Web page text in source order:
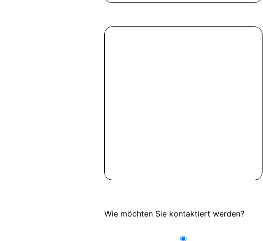
Wie möchten Sie kontaktiert werden?